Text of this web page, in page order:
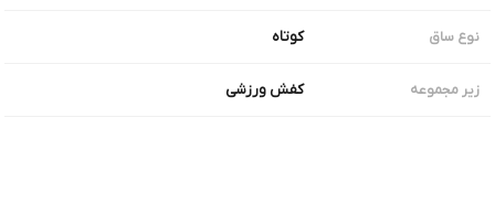
نوع ساق کوتاه
زیر مجموعه کفش ورزشی